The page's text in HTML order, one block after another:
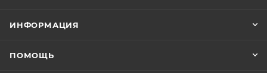
ИНФОРМАЦИЯ
ПОМОЩЬ